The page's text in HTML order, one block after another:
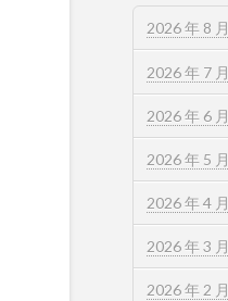
2026 年 8 月
2026 年 7 月
2026 年 6 月
2026 年 5 月
2026 年 4 月
2026 年 3 月
2026 年 2 月